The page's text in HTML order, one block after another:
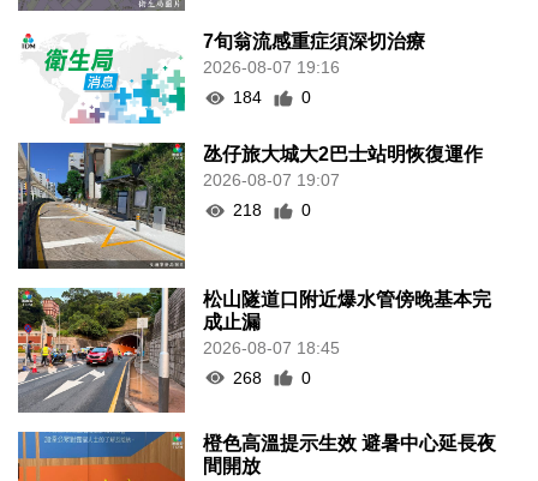
7旬翁流感重症須深切治療
2026-08-07 19:16
184
0
氹仔旅大城大2巴士站明恢復運作
2026-08-07 19:07
218
0
松山隧道口附近爆水管傍晚基本完
成止漏
2026-08-07 18:45
268
0
橙色高溫提示生效 避暑中心延長夜
間開放